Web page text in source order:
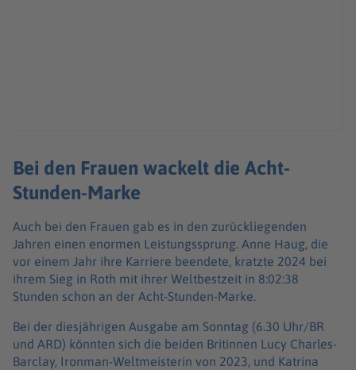
Bei den Frauen wackelt die Acht-
Stunden-Marke
Auch bei den Frauen gab es in den zurückliegenden
Jahren einen enormen Leistungssprung. Anne Haug, die
vor einem Jahr ihre Karriere beendete, kratzte 2024 bei
ihrem Sieg in Roth mit ihrer Weltbestzeit in 8:02:38
Stunden schon an der Acht-Stunden-Marke.
Bei der diesjährigen Ausgabe am Sonntag (6.30 Uhr/BR
und ARD) könnten sich die beiden Britinnen Lucy Charles-
Barclay, Ironman-Weltmeisterin von 2023, und Katrina